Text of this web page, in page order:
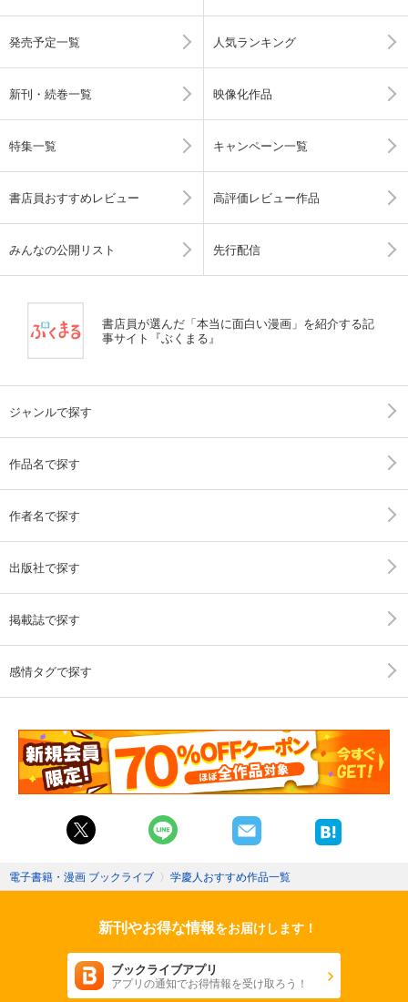
発売予定一覧 人気ランキング
新刊・続巻一覧 映像化作品
特集一覧 キャンペーン一覧
書店員おすすめレビュー 高評価レビュー作品
みんなの公開リスト 先行配信
書店員が選んだ「本当に面白い漫画」を紹介する記
事サイト『ぶくまる』
ジャンルで探す
作品名で探す
作者名で探す
出版社で探す
掲載誌で探す
感情タグで探す
電子書籍・漫画 ブックライブ 〉 学慶人おすすめ作品一覧
新刊やお得な情報をお届けします！
ブックライブアプリ
アプリの通知でお得情報を受け取ろう！